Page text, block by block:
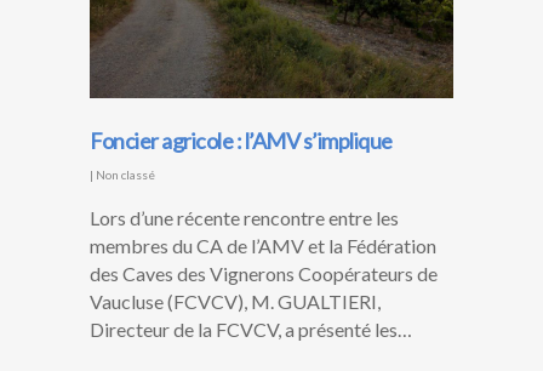
Foncier agricole : l’AMV s’implique
| Non classé
Lors d’une récente rencontre entre les
membres du CA de l’AMV et la Fédération
des Caves des Vignerons Coopérateurs de
Vaucluse (FCVCV), M. GUALTIERI,
Directeur de la FCVCV, a présenté les…